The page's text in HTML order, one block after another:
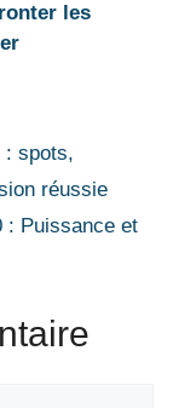
les
: spots,
réussie
: Puissance et